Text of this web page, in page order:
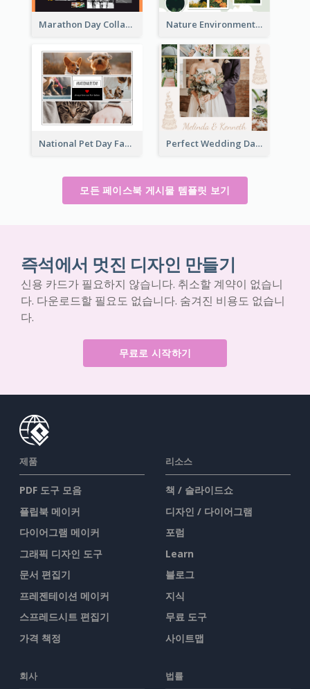
Marathon Day Collage Facebook Post Nature Environment Facebook Post
National Pet Day Facebook Post Perfect Wedding Day Facebook Post
모든 페이스북 게시물 템플릿 보기
즉석에서 멋진 디자인 만들기
신용 카드가 필요하지 않습니다. 취소할 계약이 없습니
다. 다운로드할 필요도 없습니다. 숨겨진 비용도 없습니
다.
무료로 시작하기
제품
PDF 도구 모음
플립북 메이커
다이어그램 메이커
그래픽 디자인 도구
문서 편집기
프레젠테이션 메이커
스프레드시트 편집기
가격 책정
리소스
책 / 슬라이드쇼
디자인 / 다이어그램
포럼
Learn
블로그
지식
무료 도구
사이트맵
회사 법률